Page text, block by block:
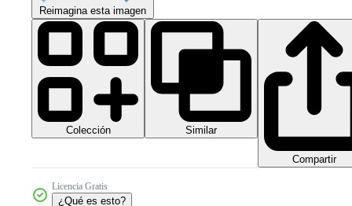
Reimagina esta imagen
Colección Similar
Compartir
Licencia Gratis
¿Qué es esto?